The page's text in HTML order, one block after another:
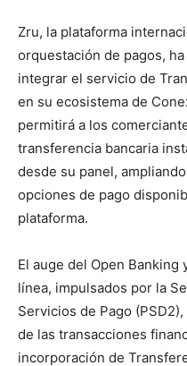
Zru, la plataforma
orquestación de pagos,
integrar el servicio de
en su ecosistema de
permitirá a los
transferencia bancaria
desde su panel,
opciones de pago
plataforma.
El auge del Open Banking
línea, impulsados por la
Servicios de Pago
de las transacciones
incorporación de